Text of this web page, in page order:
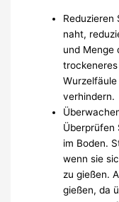
Reduzieren
naht,
und Menge
verhindern.
Überprüfen
im Boden.
wenn sie
zu gießen.
gießen, da